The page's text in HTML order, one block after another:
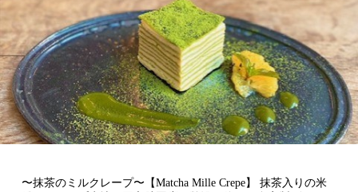
〜抹茶のミルクレープ〜【Matcha Mille Crepe】 抹茶入りの米